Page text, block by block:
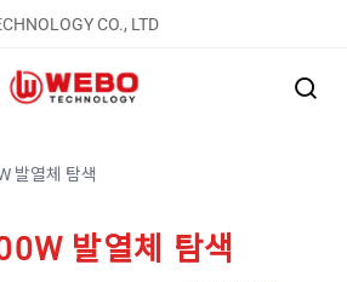
CO., LTD
발열체 탐색
발열체 탐색